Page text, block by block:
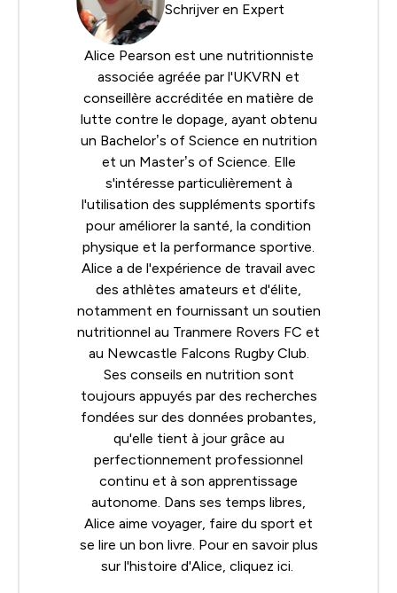
Schrijver en Expert
Alice Pearson est une nutritionniste
associée agréée par l'UKVRN et
conseillère accréditée en matière de
lutte contre le dopage, ayant obtenu
un Bachelor’s of Science en nutrition
et un Master’s of Science. Elle
s'intéresse particulièrement à
l'utilisation des suppléments sportifs
pour améliorer la santé, la condition
physique et la performance sportive.
Alice a de l'expérience de travail avec
des athlètes amateurs et d'élite,
notamment en fournissant un soutien
nutritionnel au Tranmere Rovers FC et
au Newcastle Falcons Rugby Club.
Ses conseils en nutrition sont
toujours appuyés par des recherches
fondées sur des données probantes,
qu'elle tient à jour grâce au
perfectionnement professionnel
continu et à son apprentissage
autonome. Dans ses temps libres,
Alice aime voyager, faire du sport et
se lire un bon livre. Pour en savoir plus
sur l'histoire d'Alice, cliquez ici.